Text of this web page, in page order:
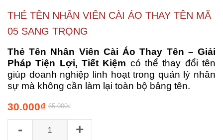
THẺ TÊN NHÂN VIÊN CÀI ÁO THAY TÊN MÃ
05 SANG TRỌNG
Thẻ Tên Nhân Viên Cài Áo Thay Tên – Giải
Pháp Tiện Lợi, Tiết Kiệm có thể thay đổi tên
giúp doanh nghiệp linh hoạt trong quản lý nhân
sự mà không cần làm lại toàn bộ bảng tên.
₫
65.000
₫
30.000
- +